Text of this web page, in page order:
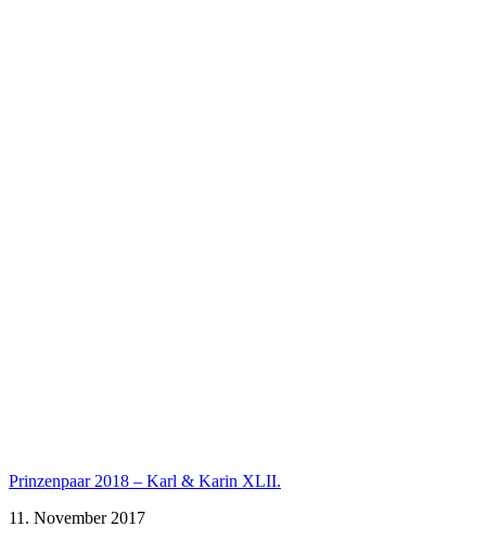
Prinzenpaar 2018 – Karl & Karin XLII.
11. November 2017